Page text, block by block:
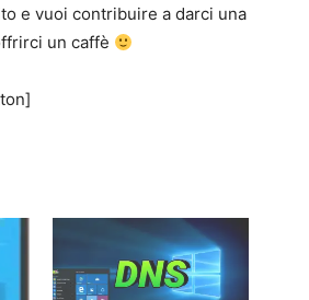
e vuoi contribuire a darci una
un caffè